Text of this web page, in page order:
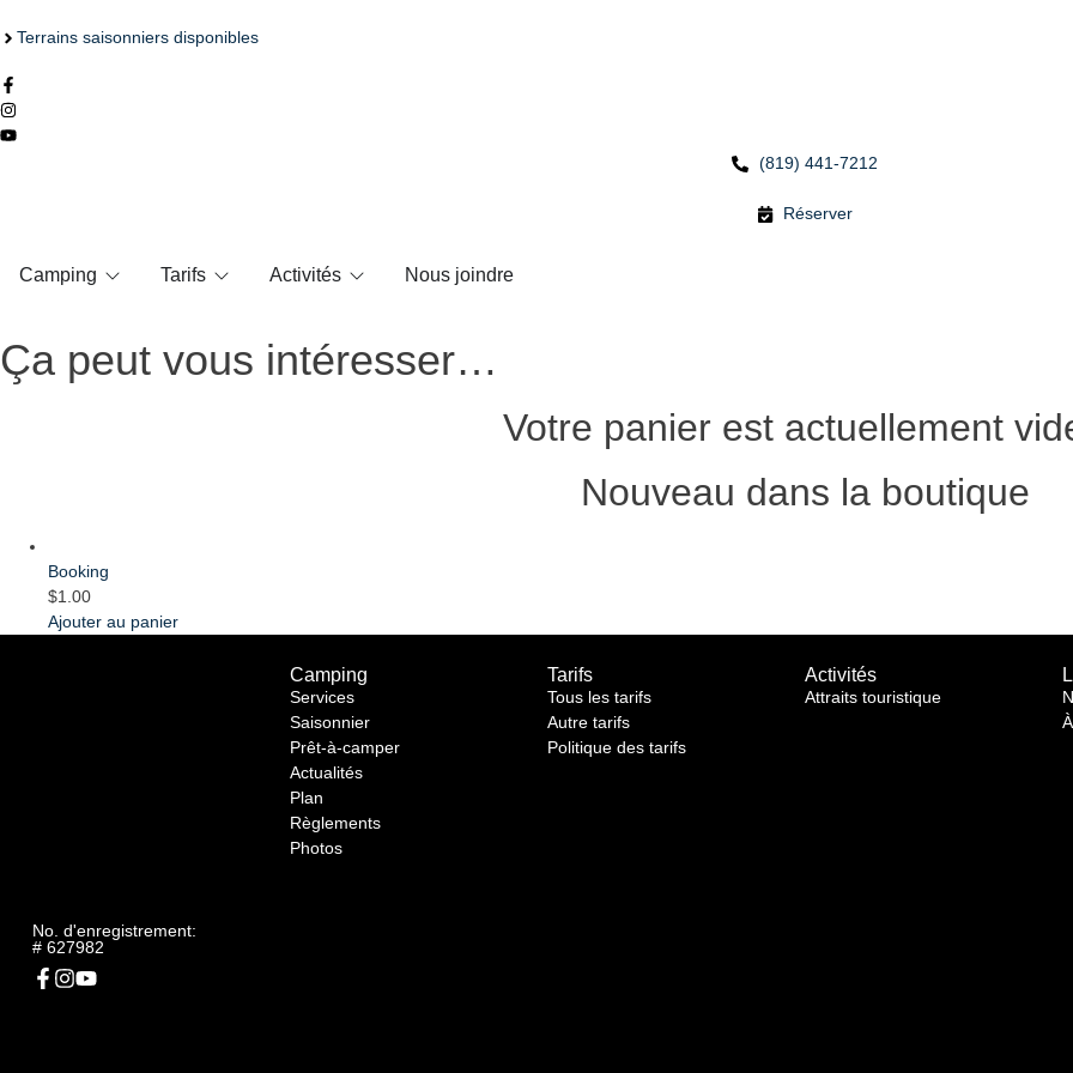
Terrains saisonniers disponibles
(819) 441-7212
Réserver
Camping Tarifs Activités Nous joindre
Ça peut vous intéresser…
Votre panier est actuellement
Nouveau dans la boutique
Booking
$1.00
Ajouter au panier
No. d'enregistrement:
# 627982
Camping
Services
Saisonnier
Prêt-à-camper
Actualités
Plan
Règlements
Photos
Tarifs
Tous les tarifs
Autre tarifs
Politique des tarifs
Activités
Attraits touristique